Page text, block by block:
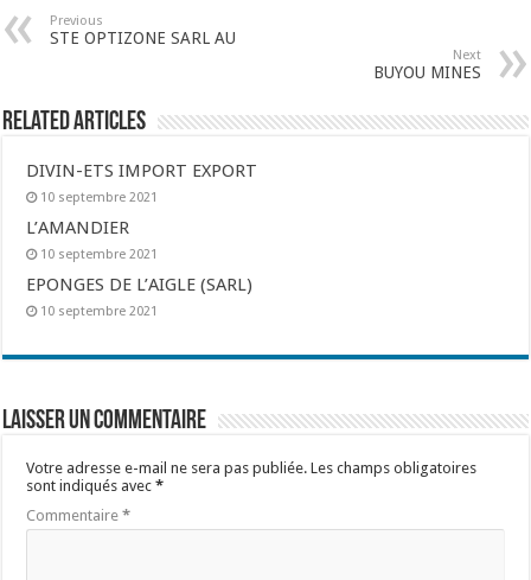
Previous
STE OPTIZONE SARL AU
Next
BUYOU MINES
Related Articles
DIVIN-ETS IMPORT EXPORT
10 septembre 2021
L’AMANDIER
10 septembre 2021
EPONGES DE L’AIGLE (SARL)
10 septembre 2021
Laisser un commentaire
Votre adresse e-mail ne sera pas publiée. Les champs obligatoires
sont indiqués avec*
Commentaire*